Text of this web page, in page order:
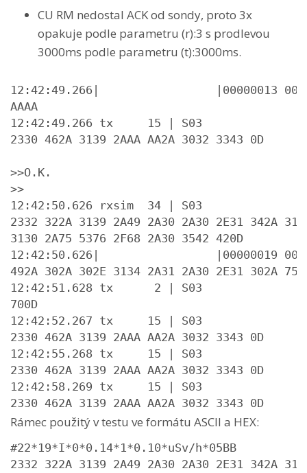
CU RM nedostal ACK od sondy, proto 3x
opakuje podle parametru (r):3 s prodlevou
3000ms podle parametru (t):3000ms.
12:42:49.266|                 |00000013
AAAA
12:42:49.266 tx     15 | S03
2330 462A 3139 2AAA AA2A 3032 3343 0D
>>O.K.
>>
12:42:50.626 rxsim  34 | S03
2332 322A 3139 2A49 2A30 2A30 2E31 342A
3130 2A75 5376 2F68 2A30 3542 420D
12:42:50.626|                 |00000019
492A 302A 302E 3134 2A31 2A30 2E31 302A
12:42:51.628 tx      2 | S03
700D
12:42:52.267 tx     15 | S03
2330 462A 3139 2AAA AA2A 3032 3343 0D
12:42:55.268 tx     15 | S03
2330 462A 3139 2AAA AA2A 3032 3343 0D
12:42:58.269 tx     15 | S03
2330 462A 3139 2AAA AA2A 3032 3343 0D
Rámec použitý v testu ve formátu ASCII a HEX:
#22*19*I*0*0.14*1*0.10*uSv/h*05BB
2332 322A 3139 2A49 2A30 2A30 2E31 342A